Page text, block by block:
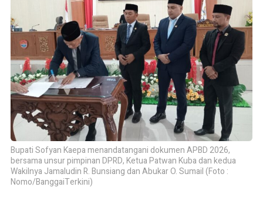
Bupati Sofyan Kaepa menandatangani dokumen APBD 2026,
bersama unsur pimpinan DPRD, Ketua Patwan Kuba dan kedua
Wakilnya Jamaludin R. Bunsiang dan Abukar O. Sumail (Foto :
Nomo/BanggaiTerkini)